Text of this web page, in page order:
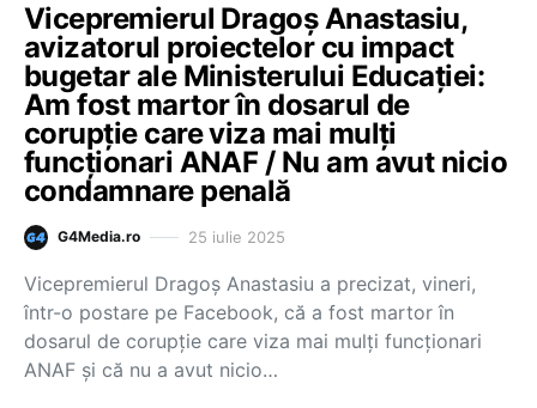
Vicepremierul Dragoș Anastasiu,
avizatorul proiectelor cu impact
bugetar ale Ministerului Educației:
Am fost martor în dosarul de
corupție care viza mai mulți
funcționari ANAF / Nu am avut nicio
condamnare penală
G4Media.ro 25 iulie 2025
Vicepremierul Dragoș Anastasiu a precizat, vineri,
într-o postare pe Facebook, că a fost martor în
dosarul de corupție care viza mai mulți funcționari
ANAF și că nu a avut nicio…